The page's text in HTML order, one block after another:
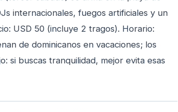
internacionales, fuegos artificiales y un
USD 50 (incluye 2 tragos). Horario:
de dominicanos en vacaciones; los
si buscas tranquilidad, mejor evita esas